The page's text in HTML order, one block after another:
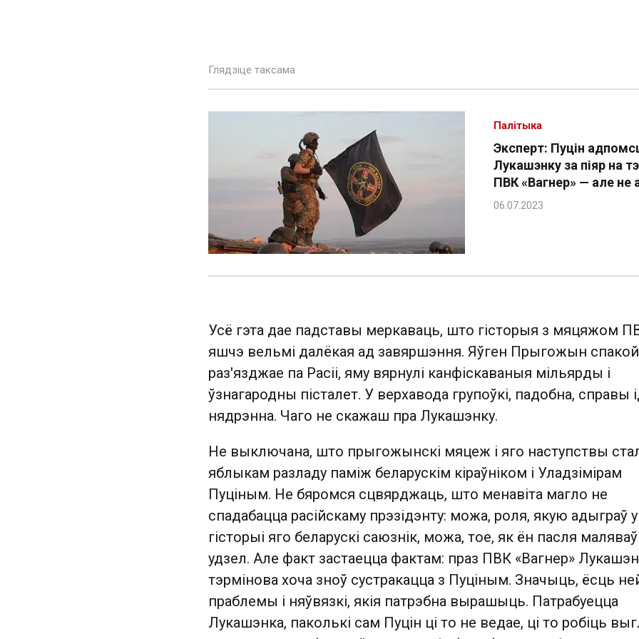
Глядзіце таксама
Эксперт: Пуцін
Лукашэнку за піяр на
ПВК «Вагнер» — але не
Палітыка
Усё гэта дае падставы меркаваць, што гісторыя з мяцяжом
яшчэ вельмі далёкая ад завяршэння. Яўген Прыгожын
раз'язджае па Расіі, яму вярнулі канфіскаваныя мільярды і
ўзнагародны пісталет. У верхавода групоўкі, падобна, справы
нядрэнна. Чаго не скажаш пра Лукашэнку.
Не выключана, што прыгожынскі мяцеж і яго наступствы
яблыкам разладу паміж беларускім кіраўніком і Уладзімірам
Пуціным. Не бяромся сцвярджаць, што менавіта магло не
спадабацца расійскаму прэзідэнту: можа, роля, якую адыграў у
гісторыі яго беларускі саюзнік, можа, тое, як ён пасля
удзел. Але факт застаецца фактам: праз ПВК «Вагнер»
тэрмінова хоча зноў сустракацца з Пуціным. Значыць, ёсць
праблемы і няўвязкі, якія патрэбна вырашыць. Патрабуецца
Лукашэнка, паколькі сам Пуцін ці то не ведае, ці то робіць